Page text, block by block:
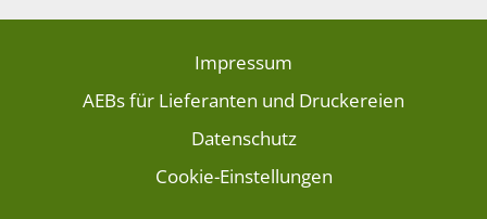
Impressum
AEBs für Lieferanten und Druckereien
Datenschutz
Cookie-Einstellungen